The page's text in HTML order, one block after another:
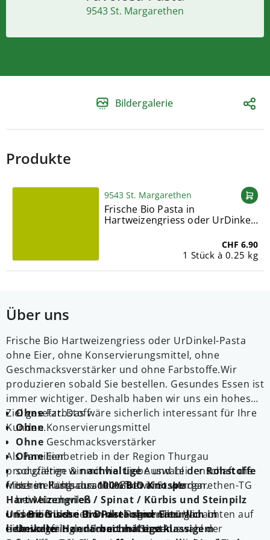
9543 St. Margarethen
Bildergalerie
Produkte
9543 St. Margarethen
Frische Bio Pasta in
Hartweizengriess oder UrDinkel
CHF 6.90
1 Stück à 0.25 kg
Über uns
Frische Bio Hartweizengriess oder UrDinkel-Pasta
ohne Eier, ohne Konservierungsmittel, ohne
Geschmacksverstärker und ohne Farbstoffe.Wir
produzieren sobald Sie bestellen. Gesundes Essen ist
immer wichtiger. Deshalb haben wir uns ein hohes
Ziel gesetzt. Das wäre sicherlich interessant für Ihre
Kunden.
Als Familienbetrieb in der Region Thurgau
produzieren wir mit viel Liebe und Leidenschaft die
frischen Pasta aus100% BIO Knospe
Hartweizengrieß / Spinat / Kürbis und Steinpilz
undBio Suisse UrDinkel ohne Eier. Wir achten auf
eine sorgfältig undnachhaltigeAuswahl der
OhneFarbstoff
OhneKonservierungsmittel
Ohne Geschmacksverstärker
OhneEier
sorgfältige &nachhaltigeAuswahl derRohstoffe
Herstellung ausschließlich in St. Margarethen-TG
bei Münchwilen
Familienbetrieb in der Region Thurgau
Unikatein der Form und Sorten
Muss im Kühlschrank aufbewahrt werden.
Unsere frische Bio Pasta sind natürlich in
liebevoller Handarbeit mit erstklassigem